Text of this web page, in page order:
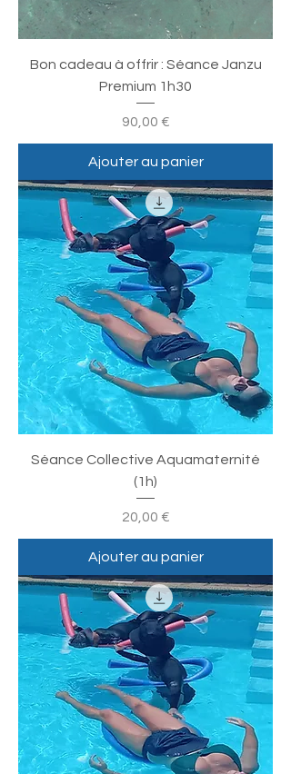
Bon cadeau à offrir : Séance Janzu
Premium 1h30
Prix
90,00 €
Ajouter au panier
Séance Collective Aquamaternité
(1h)
Prix
20,00 €
Ajouter au panier